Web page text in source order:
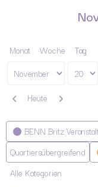
Monat Woche Tag
Monat
Tag
Jahr
Zurück
Heute Weiter
Kategorien
BENN Britz
Quartiersübergreifend
Alle Kategorien